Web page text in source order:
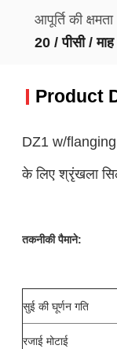
आपूर्ति की क्षमता
20 / पीसी / माह
Product
DZ1 w/flanging
के लिए श्रृंखला
तकनीकी पैमाने:
सुई की घूर्णन गति
रजाई मोटाई